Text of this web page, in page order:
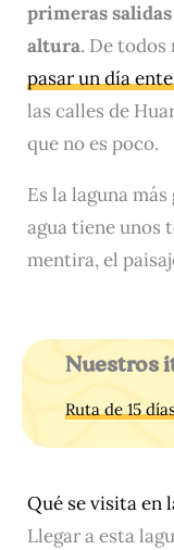
primeras
altura. De todos
pasar un día
las calles de
que no es poco.
Es la laguna
agua tiene unos
mentira, el
Nuestros
Ruta de 15
Qué se visita en
Llegar a esta